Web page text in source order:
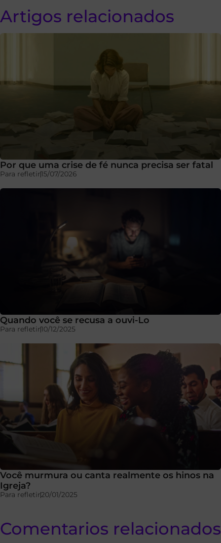
Artigos relacionados
Por que uma crise de fé nunca precisa ser fatal
Para refletir15/07/2026
Quando você se recusa a ouvi-Lo
Para refletir10/12/2025
Você murmura ou canta realmente os hinos na
Igreja?
Para refletir20/01/2025
Comentarios relacionados